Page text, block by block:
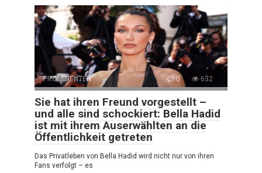
PROMINENTEN 0 632
Sie hat ihren Freund vorgestellt –
und alle sind schockiert: Bella Hadid
ist mit ihrem Auserwählten an die
Öffentlichkeit getreten
Das Privatleben von Bella Hadid wird nicht nur von ihren
Fans verfolgt – es